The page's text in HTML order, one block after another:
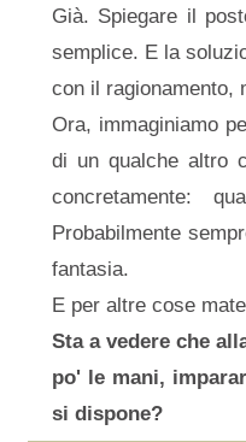
Già. Spiegare il
semplice. E la
con il ragionamento,
Ora, immaginiamo
di un qualche altro
concretamente:
Probabilmente
fantasia.
E per altre cose
Sta a vedere che
po' le mani,
si dispone?